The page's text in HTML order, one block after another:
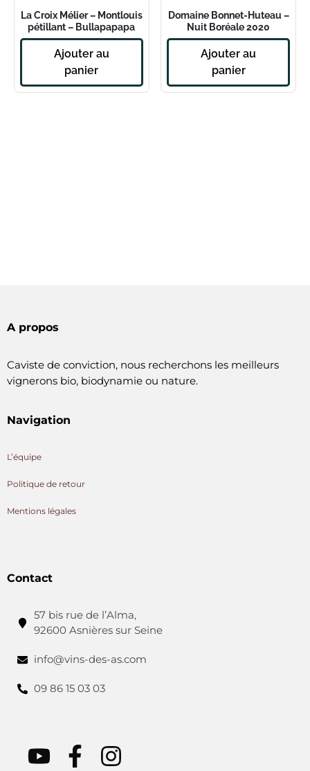
La Croix Mélier – Montlouis
pétillant – Bullapapapa
Ajouter au
panier
Domaine Bonnet-Huteau –
Nuit Boréale 2020
Ajouter au
panier
A propos
Caviste de conviction, nous recherchons les meilleurs
vignerons bio, biodynamie ou nature.
Navigation
L’équipe
Politique de retour
Mentions légales
Contact
57 bis rue de l’Alma,
92600 Asnières sur Seine
info@vins-des-as.com
09 86 15 03 03